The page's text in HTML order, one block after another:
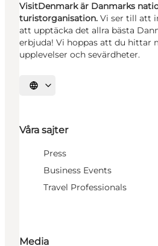
VisitDenmark är Danmarks
turistorganisation. Vi ser till att
att upptäcka det allra bästa
erbjuda! Vi hoppas att du hittar
upplevelser och sevärdheter.
Välj språk
Våra sajter
Press
Business Events
Travel Professionals
Media